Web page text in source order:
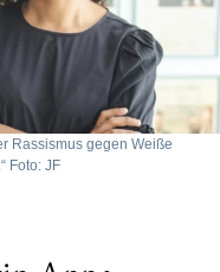
Rassismus gegen Weiße
Foto: JF